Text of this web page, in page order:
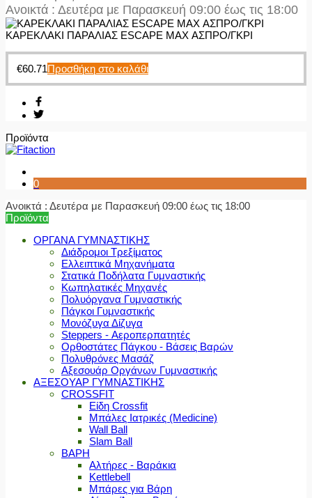
Ανοικτά : Δευτέρα με Παρασκευή 09:00 έως τις 18:00
ΚΑΡΕΚΛΑΚΙ ΠΑΡΑΛΙΑΣ ESCAPE MAX ΑΣΠΡΟ/ΓΚΡΙ
€60.71Προσθήκη στο καλάθι
Προϊόντα
0
Ανοικτά : Δευτέρα με Παρασκευή 09:00 έως τις 18:00
Προϊόντα
ΟΡΓΑΝΑ ΓΥΜΝΑΣΤΙΚΗΣ
Διάδρομοι Τρεξίματος
Ελλειπτικά Μηχανήματα
Στατικά Ποδήλατα Γυμναστικής
Κωπηλατικές Μηχανές
Πολυόργανα Γυμναστικής
Πάγκοι Γυμναστικής
Μονόζυγα Δίζυγα
Steppers - Αεροπερπατητές
Ορθοστάτες Πάγκου - Βάσεις Βαρών
Πολυθρόνες Μασάζ
Αξεσουάρ Οργάνων Γυμναστικής
ΑΞΕΣΟΥΑΡ ΓΥΜΝΑΣΤΙΚΗΣ
CROSSFIT
Είδη Crossfit
Μπάλες Ιατρικές (Medicine)
Wall Ball
Slam Ball
ΒΑΡΗ
Αλτήρες - Βαράκια
Kettlebell
Μπάρες για Βάρη